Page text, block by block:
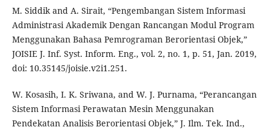
M. Siddik and A. Sirait, “Pengembangan Sistem Informasi
Administrasi Akademik Dengan Rancangan Modul Program
Menggunakan Bahasa Pemrograman Berorientasi Objek,”
JOISIE J. Inf. Syst. Inform. Eng., vol. 2, no. 1, p. 51, Jan. 2019,
doi: 10.35145/joisie.v2i1.251.
W. Kosasih, I. K. Sriwana, and W. J. Purnama, “Perancangan
Sistem Informasi Perawatan Mesin Menggunakan
Pendekatan Analisis Berorientasi Objek,” J. Ilm. Tek. Ind.,